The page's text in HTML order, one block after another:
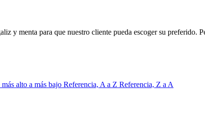
y menta para que nuestro cliente pueda escoger su preferido.
alto a más bajo Referencia, A a Z Referencia, Z a A